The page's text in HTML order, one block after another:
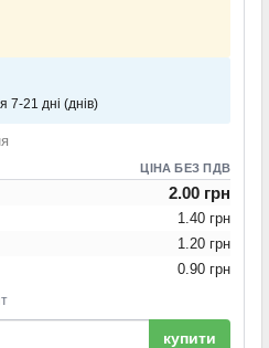
7-21 дні (днів)
ЦІНА БЕЗ ПДВ
2.00 грн
1.40 грн
1.20 грн
0.90 грн
купити